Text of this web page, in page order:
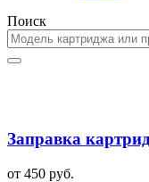
Поиск
Заправка
от 450 руб.